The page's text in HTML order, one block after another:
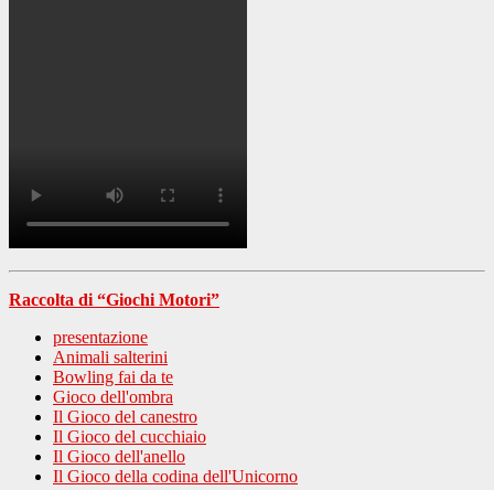
Raccolta di “Giochi Motori”
presentazione
Animali salterini
Bowling fai da te
Gioco dell'ombra
Il Gioco del canestro
Il Gioco del cucchiaio
Il Gioco dell'anello
Il Gioco della codina dell'Unicorno